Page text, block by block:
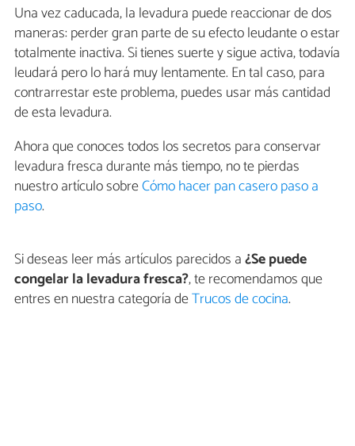
Una vez caducada, la levadura puede reaccionar de dos
maneras: perder gran parte de su efecto leudante o estar
totalmente inactiva. Si tienes suerte y sigue activa, todavía
leudará pero lo hará muy lentamente. En tal caso, para
contrarrestar este problema, puedes usar más cantidad
de esta levadura.
Ahora que conoces todos los secretos para conservar
levadura fresca durante más tiempo, no te pierdas
nuestro artículo sobreCómo hacer pan casero paso a
paso.
Si deseas leer más artículos parecidos a¿Se puede
congelar la levadura fresca?, te recomendamos que
entres en nuestra categoría deTrucos de cocina.